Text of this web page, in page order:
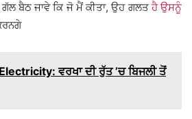
ਬੈਠ ਜਾਵੇ ਕਿ ਜੋ ਮੈਂ ਕੀਤਾ, ਉਹ ਗਲਤ ਹੈ ਉਸਨੂੰ
ਵਰਖਾ ਦੀ ਰੁੱਤ ’ਚ ਬਿਜਲੀ ਤੋਂ